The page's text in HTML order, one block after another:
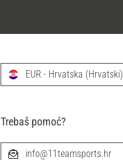
EUR - Hrvatska (Hrvatski)
Trebaš pomoć?
info@11teamsports.hr